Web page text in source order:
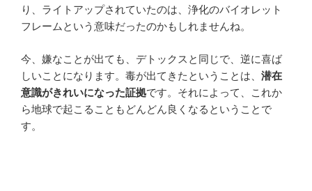
り、ライトアップされていたのは、浄化のバイオレット
フレームという意味だったのかもしれませんね。
今、嫌なことが出ても、デトックスと同じで、逆に喜ば
しいことになります。毒が出てきたということは、 潜在
意識がきれいになった証拠です。それによって、これか
ら地球で起こることもどんどん良くなるということで
す。